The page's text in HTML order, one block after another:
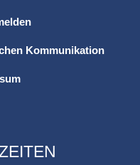
Kommunikation